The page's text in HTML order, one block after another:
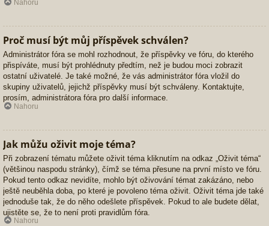
Nahoru
Proč musí být můj příspěvek schválen?
Administrátor fóra se mohl rozhodnout, že příspěvky ve fóru, do kterého
přispíváte, musí být prohlédnuty předtím, než je budou moci zobrazit
ostatní uživatelé. Je také možné, že vás administrátor fóra vložil do
skupiny uživatelů, jejichž příspěvky musí být schváleny. Kontaktujte,
prosím, administrátora fóra pro další informace.
Nahoru
Jak můžu oživit moje téma?
Při zobrazení tématu můžete oživit téma kliknutím na odkaz „Oživit téma“
(většinou naspodu stránky), čímž se téma přesune na první místo ve fóru.
Pokud tento odkaz nevidíte, mohlo být oživování témat zakázáno, nebo
ještě neuběhla doba, po které je povoleno téma oživit. Oživit téma jde také
jednoduše tak, že do něho odešlete příspěvek. Pokud to ale budete dělat,
ujistěte se, že to není proti pravidlům fóra.
Nahoru